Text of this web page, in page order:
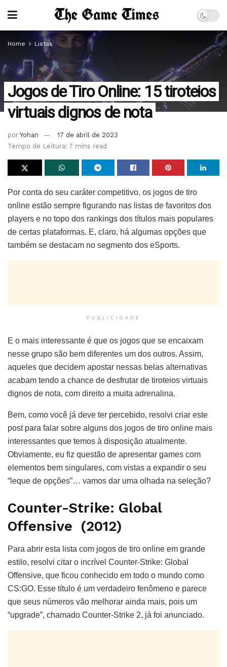
Home Listas
Jogos de Tiro Online: 15 tiroteios
virtuais dignos de nota
por Yohan
17 de abril de 2023
Tempo de Leitura: 7 mins read
Por conta do seu caráter competitivo, os jogos de tiro
online estão sempre figurando nas listas de favoritos dos
players e no topo dos rankings dos títulos mais populares
de certas plataformas. E, claro, há algumas opções que
também se destacam no segmento dos eSports.
PUBLICIDADE
E o mais interessante é que os jogos que se encaixam
nesse grupo são bem diferentes um dos outros. Assim,
aqueles que decidem apostar nessas belas alternativas
acabam tendo a chance de desfrutar de tiroteios virtuais
dignos de nota, com direito a muita adrenalina.
Bem, como você já deve ter percebido, resolvi criar este
post para falar sobre alguns dos jogos de tiro online mais
interessantes que temos à disposição atualmente.
Obviamente, eu fiz questão de apresentar games com
elementos bem singulares, com vistas a expandir o seu
“leque de opções”… vamos dar uma olhada na seleção?
Counter-Strike: Global
Offensive (2012)
Para abrir esta lista com jogos de tiro online em grande
estilo, resolvi citar o incrível Counter-Strike: Global
Offensive, que ficou conhecido em todo o mundo como
CS:GO. Esse título é um verdadeiro fenômeno e parece
que seus números vão melhorar ainda mais, pois um
“upgrade”, chamado Counter-Strike 2, já foi anunciado.